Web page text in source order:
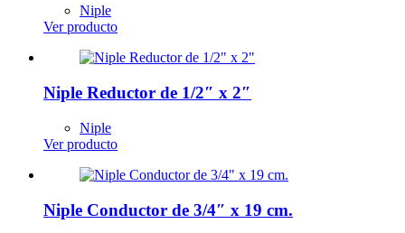
Niple
Ver producto
Niple Reductor de 1/2″ x 2″
Niple
Ver producto
Niple Conductor de 3/4″ x 19 cm.